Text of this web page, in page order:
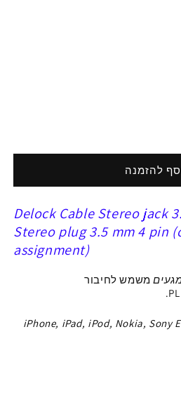
להזמנה
Delock Cable Stereo jack
Stereo plug 3.5 mm 4 pin
assignment)
משמש לחיבור
.
, Nokia, Sony